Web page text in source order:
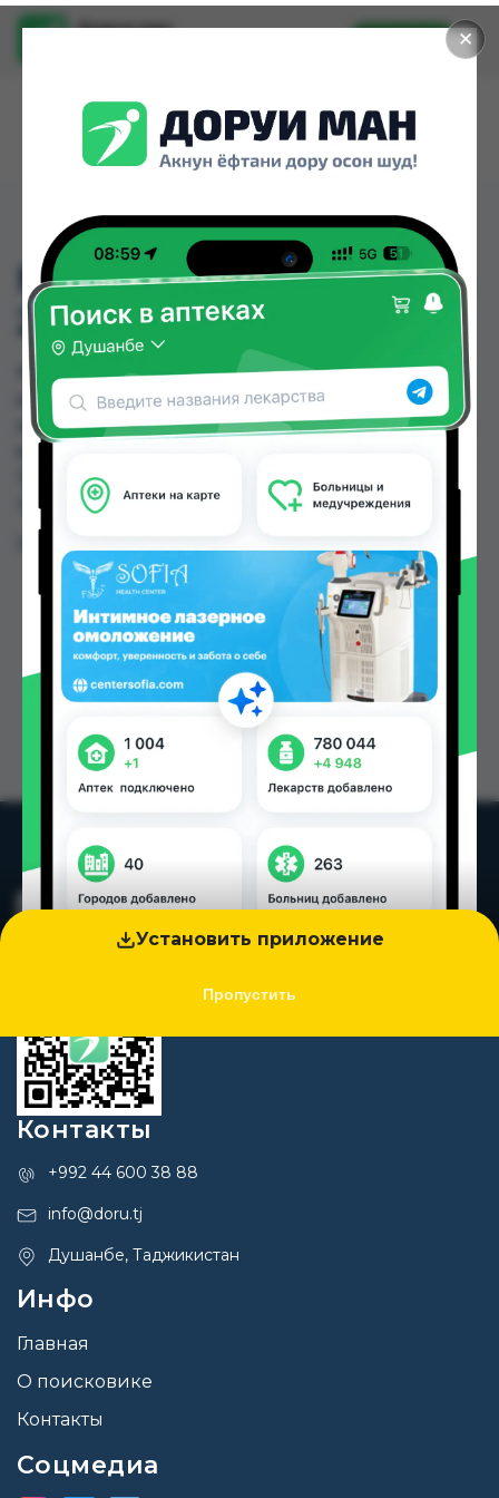
✕
Установить приложение
Пропустить
Доруи ман
Установить
NIVEA ГЕЛЬ ДЛЯ ДУША
250МЛ
NIVEA ГЕЛЬ ДЛЯ ДУША 250МЛ можно купить
или заказать в аптеках, Аптека Нур (Nur), Арча,
Арча (медтехник), Аслфарм №1, Ватан №1, Ватан
71.00 TJS в Душанбе и других городах
Таджикистана
Контакты
+992 44 600 38 88
info@doru.tj
Душанбе, Таджикистан
Инфо
Главная
О поисковике
Контакты
Соцмедиа